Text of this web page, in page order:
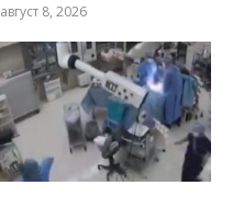
август 8, 2026